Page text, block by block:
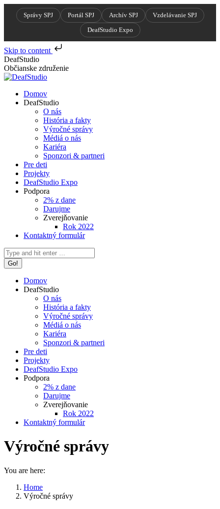
Správy SPJ Portál SPJ Archív SPJ
Vzdelávanie SPJ
DeafStudio Expo
Skip to content
Skip
to
content
DeafStudio
Občianske združenie
Domov
DeafStudio
O nás
História a fakty
Výročné správy
Médiá o nás
Kariéra
Sponzori & partneri
Pre deti
Projekty
DeafStudio Expo
Podpora
2% z dane
Darujme
Zverejňovanie
Rok 2022
Kontaktný formulár
Search:
Domov
DeafStudio
O nás
História a fakty
Výročné správy
Médiá o nás
Kariéra
Sponzori & partneri
Pre deti
Projekty
DeafStudio Expo
Podpora
2% z dane
Darujme
Zverejňovanie
Rok 2022
Kontaktný formulár
Výročné správy
You are here:
Home
Výročné správy